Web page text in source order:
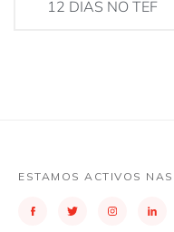
12 DIAS NO TEF
ESTAMOS ACTIVOS